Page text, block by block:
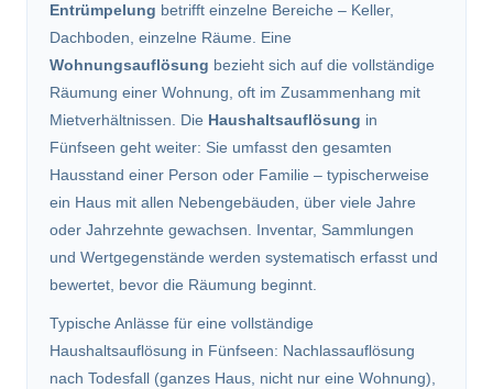
Entrümpelung betrifft einzelne Bereiche – Keller,
Dachboden, einzelne Räume. Eine
Wohnungsauflösung bezieht sich auf die vollständige
Räumung einer Wohnung, oft im Zusammenhang mit
Mietverhältnissen. Die Haushaltsauflösung in
Fünfseen geht weiter: Sie umfasst den gesamten
Hausstand einer Person oder Familie – typischerweise
ein Haus mit allen Nebengebäuden, über viele Jahre
oder Jahrzehnte gewachsen. Inventar, Sammlungen
und Wertgegenstände werden systematisch erfasst und
bewertet, bevor die Räumung beginnt.
Typische Anlässe für eine vollständige
Haushaltsauflösung in Fünfseen: Nachlassauflösung
nach Todesfall (ganzes Haus, nicht nur eine Wohnung),